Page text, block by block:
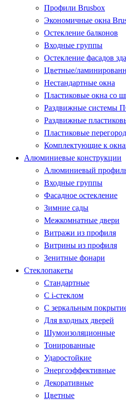
Профили Brusbox
Экономичные окна
Остекление балконов
Входные группы
Остекление фасадов
Цветные/
Нестандартные окна
Пластиковые окна со
Раздвижные системы
Раздвижные
Пластиковые
Комплектующие к
Алюминиевые конструкции
Алюминиевый профиль
Входные группы
Фасадное остекление
Зимние сады
Межкомнатные двери
Витражи из профиля
Витрины из профиля
Зенитные фонари
Стеклопакеты
Стандартные
С i-стеклом
С зеркальным
Для входных дверей
Шумоизоляционные
Тонированные
Ударостойкие
Энергоэффективные
Декоративные
Цветные